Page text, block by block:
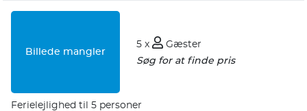
Billede mangler
5 x
Gæster
Søg for at finde pris
Ferielejlighed til 5 personer